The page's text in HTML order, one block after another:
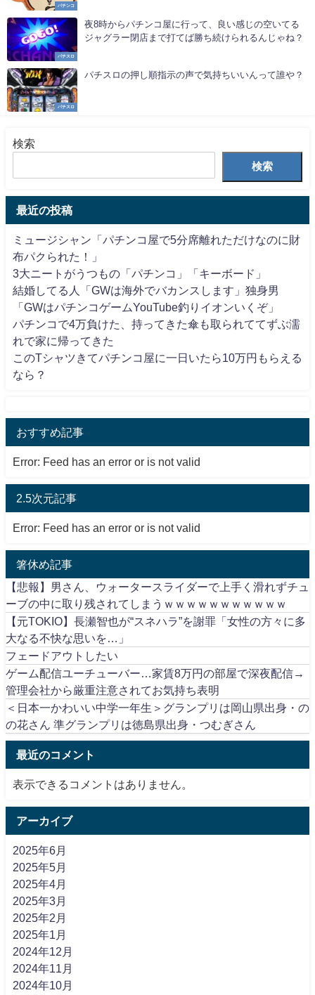
パチンコ
パチスロ
夜8時からパチンコ屋に行って、良い感じの空いてる
ジャグラー閉店まで打てば勝ち続けられるんじゃね？
パチスロ
パチスロの押し順指示の声で気持ちいいんって誰や？
検索
検索
最近の投稿
ミュージシャン「パチンコ屋で5分席離れただけなのに財
布パクられた！」
3大ニートがうつもの「パチンコ」「キーボード」
結婚してる人「GWは海外でバカンスします」独身男
「GWはパチンコゲームYouTube釣りイオンいくぞ」
パチンコで4万負けた、持ってきた傘も取られててずぶ濡
れで家に帰ってきた
このTシャツきてパチンコ屋に一日いたら10万円もらえる
なら？
おすすめ記事
Error: Feed has an error or is not valid
2.5次元記事
Error: Feed has an error or is not valid
箸休め記事
【悲報】男さん、ウォータースライダーで上手く滑れずチュ
ーブの中に取り残されてしまうｗｗｗｗｗｗｗｗｗｗｗ
【元TOKIO】長瀬智也が“スネハラ”を謝罪「女性の方々に多
大なる不快な思いを…」
フェードアウトしたい
ゲーム配信ユーチューバー…家賃8万円の部屋で深夜配信→
管理会社から厳重注意されてお気持ち表明
＜日本一かわいい中学一年生＞グランプリは岡山県出身・の
の花さん 準グランプリは徳島県出身・つむぎさん
最近のコメント
表示できるコメントはありません。
アーカイブ
2025年6月
2025年5月
2025年4月
2025年3月
2025年2月
2025年1月
2024年12月
2024年11月
2024年10月